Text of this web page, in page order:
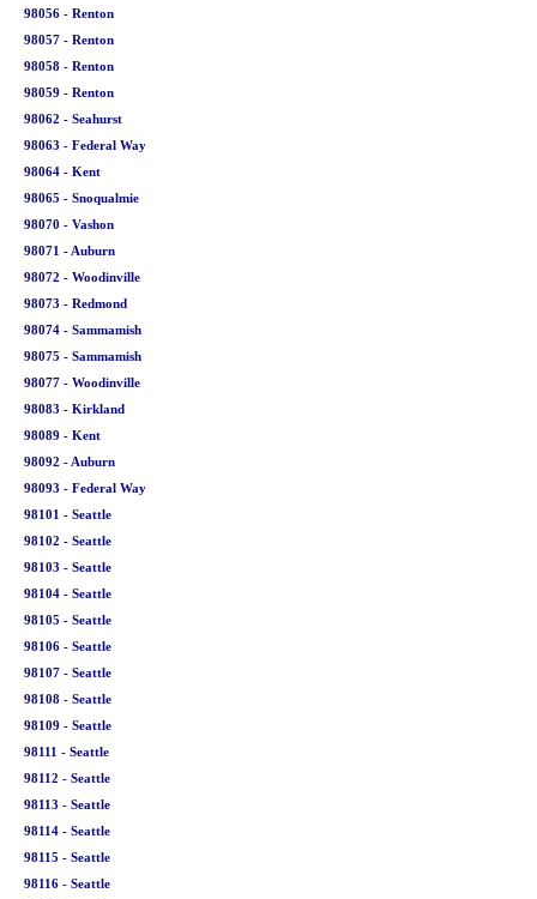
98056 - Renton
98057 - Renton
98058 - Renton
98059 - Renton
98062 - Seahurst
98063 - Federal Way
98064 - Kent
98065 - Snoqualmie
98070 - Vashon
98071 - Auburn
98072 - Woodinville
98073 - Redmond
98074 - Sammamish
98075 - Sammamish
98077 - Woodinville
98083 - Kirkland
98089 - Kent
98092 - Auburn
98093 - Federal Way
98101 - Seattle
98102 - Seattle
98103 - Seattle
98104 - Seattle
98105 - Seattle
98106 - Seattle
98107 - Seattle
98108 - Seattle
98109 - Seattle
98111 - Seattle
98112 - Seattle
98113 - Seattle
98114 - Seattle
98115 - Seattle
98116 - Seattle